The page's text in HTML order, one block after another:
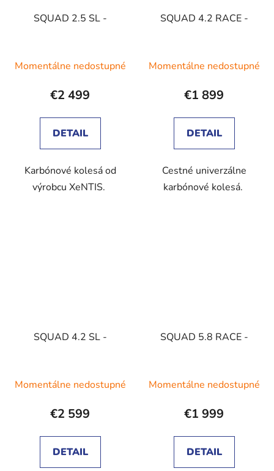
SQUAD 2.5 SL -
Momentálne nedostupné
€2 499
DETAIL
Karbónové kolesá od
výrobcu XeNTIS.
SQUAD 4.2 RACE -
Momentálne nedostupné
€1 899
DETAIL
Cestné univerzálne
karbónové kolesá.
SQUAD 4.2 SL -
Momentálne nedostupné
€2 599
DETAIL
SQUAD 5.8 RACE -
Momentálne nedostupné
€1 999
DETAIL